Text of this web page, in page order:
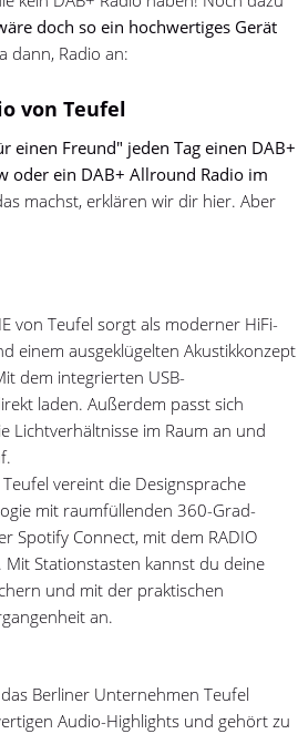
doch so ein hochwertiges Gerät
dann, Radio an:
von Teufel
einen Freund" jeden Tag einen DAB+
oder ein DAB+ Allround Radio im
machst, erklären wir dir hier. Aber
von Teufel sorgt als moderner HiFi-
einem ausgeklügelten Akustikkonzept
dem integrierten USB-
laden. Außerdem passt sich
Lichtverhältnisse im Raum an und
Teufel vereint die Designsprache
mit raumfüllenden 360-Grad-
Spotify Connect, mit dem RADIO
Mit Stationstasten kannst du deine
und mit der praktischen
an.
Berliner Unternehmen Teufel
Audio-Highlights und gehört zu